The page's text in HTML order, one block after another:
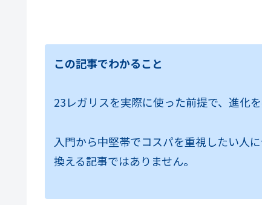
この記事でわかること
23レガリスを実際に使った前提で、進化
入門から中堅帯でコスパを重視したい人
換える記事ではありません。